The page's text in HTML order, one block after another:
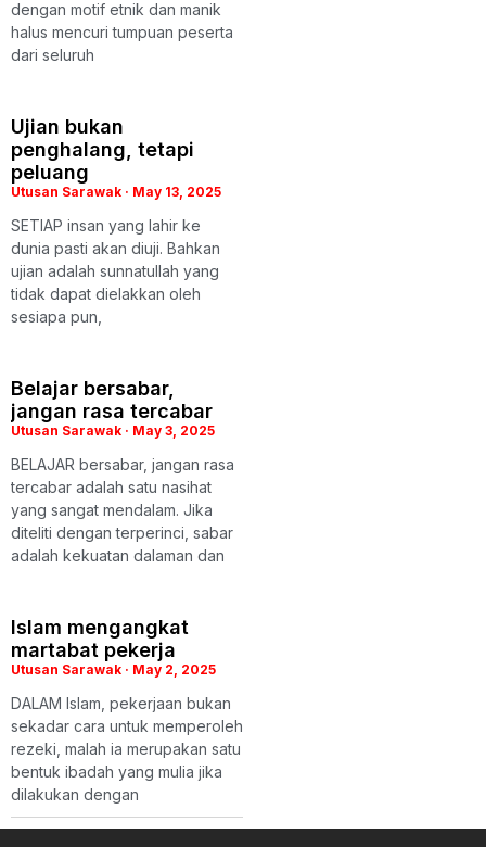
dengan motif etnik dan manik
halus mencuri tumpuan peserta
dari seluruh
Ujian bukan
penghalang, tetapi
peluang
Utusan Sarawak May 13, 2025
SETIAP insan yang lahir ke
dunia pasti akan diuji. Bahkan
ujian adalah sunnatullah yang
tidak dapat dielakkan oleh
sesiapa pun,
Belajar bersabar,
jangan rasa tercabar
Utusan Sarawak May 3, 2025
BELAJAR bersabar, jangan rasa
tercabar adalah satu nasihat
yang sangat mendalam. Jika
diteliti dengan terperinci, sabar
adalah kekuatan dalaman dan
Islam mengangkat
martabat pekerja
Utusan Sarawak May 2, 2025
DALAM Islam, pekerjaan bukan
sekadar cara untuk memperoleh
rezeki, malah ia merupakan satu
bentuk ibadah yang mulia jika
dilakukan dengan